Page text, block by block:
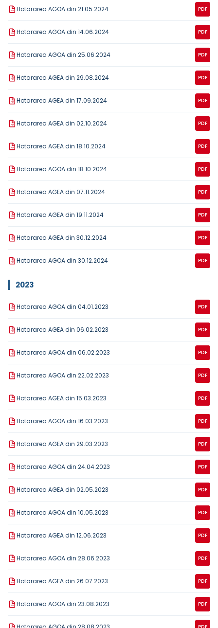
Hotararea AGOA din 21.05.2024 PDF
Hotararea AGOA din 14.06.2024 PDF
Hotararea AGOA din 25.06.2024 PDF
Hotararea AGEA din 29.08.2024 PDF
Hotararea AGEA din 17.09.2024 PDF
Hotararea AGEA din 02.10.2024 PDF
Hotararea AGEA din 18.10.2024 PDF
Hotararea AGOA din 18.10.2024 PDF
Hotararea AGEA din 07.11.2024 PDF
Hotararea AGEA din 19.11.2024 PDF
Hotararea AGEA din 30.12.2024 PDF
Hotararea AGOA din 30.12.2024 PDF
2023
Hotararea AGOA din 04.01.2023 PDF
Hotararea AGEA din 06.02.2023 PDF
Hotararea AGOA din 06.02.2023 PDF
Hotararea AGOA din 22.02.2023 PDF
Hotararea AGEA din 15.03.2023 PDF
Hotararea AGOA din 16.03.2023 PDF
Hotararea AGEA din 29.03.2023 PDF
Hotararea AGOA din 24.04.2023 PDF
Hotararea AGEA din 02.05.2023 PDF
Hotararea AGOA din 10.05.2023 PDF
Hotararea AGEA din 12.06.2023 PDF
Hotararea AGOA din 28.06.2023 PDF
Hotararea AGEA din 26.07.2023 PDF
Hotararea AGOA din 23.08.2023 PDF